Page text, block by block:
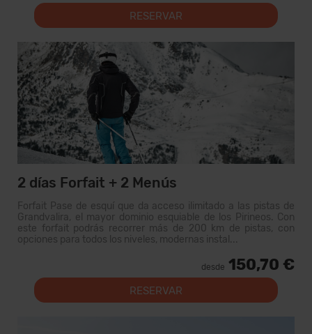
RESERVAR
2 días Forfait + 2 Menús
Forfait Pase de esquí que da acceso ilimitado a las pistas de
Grandvalira, el mayor dominio esquiable de los Pirineos. Con
este forfait podrás recorrer más de 200 km de pistas, con
opciones para todos los niveles, modernas instal...
desde 150,70 €
RESERVAR